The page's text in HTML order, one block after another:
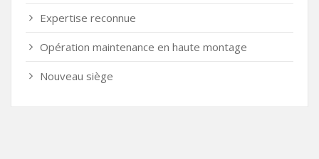
Expertise reconnue
Opération maintenance en haute montage
Nouveau siège